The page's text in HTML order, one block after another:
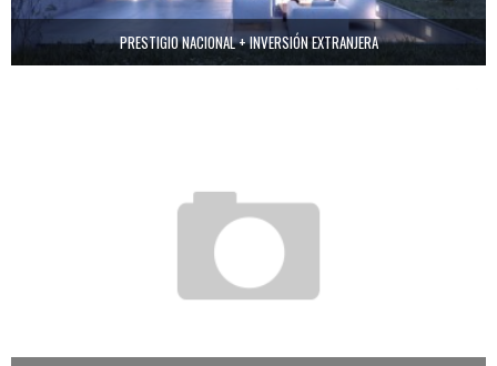
PRESTIGIO NACIONAL + INVERSIÓN EXTRANJERA